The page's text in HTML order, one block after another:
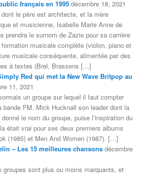
français en 1995 décembre 18, 2021
dont le père est architecte, et la mère
et musicienne, Isabelle Marie Anne de
prendra le surnom de Zazie pour sa carrière
musicale complète (violon, piano et
musicale conséquente, alimentée par des
à textes (Brel, Brassens […]
Red qui met la New Wave Britpop au
11, 2021
un groupe sur lequel il faut compter
bande FM. Mick Hucknall son leader dont la
le nom du groupe, puise l’inspiration du
était vrai pour ses deux premiers albums
(1985) et Men And Women (1987). […]
– Les 15 meilleures chansons décembre
groupes sont plus ou moins marquants, et